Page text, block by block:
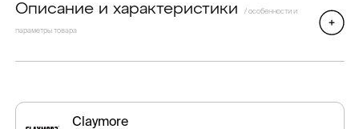
Описание и характеристики / особенности и
параметры товара
Claymore